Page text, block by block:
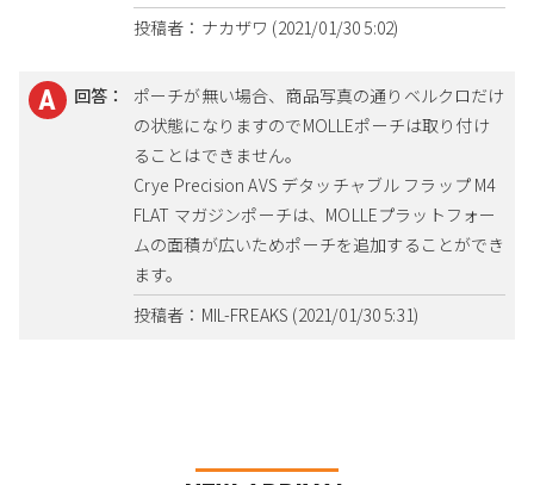
投稿者：ナカザワ (2021/01/30 5:02)
回答：
ポーチが無い場合、商品写真の通りベルクロだけ
の状態になりますのでMOLLEポーチは取り付け
ることはできません。
Crye Precision AVS デタッチャブル フラップ M4
FLAT マガジンポーチは、MOLLEプラットフォー
ムの面積が広いためポーチを追加することができ
ます。
投稿者：MIL-FREAKS (2021/01/30 5:31)